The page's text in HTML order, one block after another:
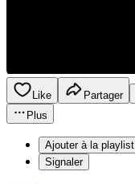
Like Partager
Plus
Ajouter à la playlist
Signaler